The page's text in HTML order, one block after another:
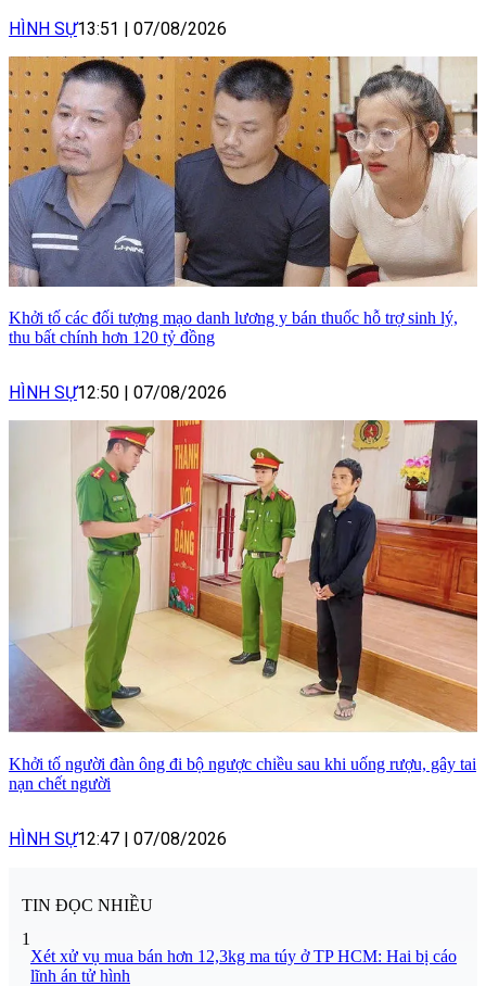
HÌNH SỰ13:51 | 07/08/2026
Khởi tố các đối tượng mạo danh lương y bán thuốc hỗ trợ sinh lý,
thu bất chính hơn 120 tỷ đồng
HÌNH SỰ12:50 07/08/2026
Khởi tố người đàn ông đi bộ ngược chiều sau khi uống rượu, gây tai
nạn chết người
HÌNH SỰ12:47 07/08/2026
TIN ĐỌC NHIỀU
1
Xét xử vụ mua bán hơn 12,3kg ma túy ở TP HCM: Hai bị cáo
lĩnh án tử hình